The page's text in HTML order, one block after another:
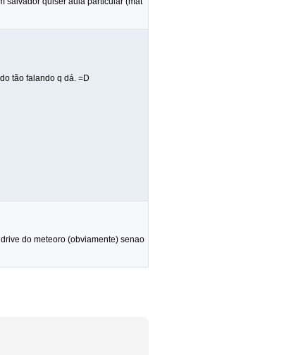
tão falando q dá. =D
do meteoro (obviamente) senao